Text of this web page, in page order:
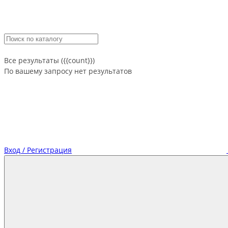
Все результаты ({{count}})
По вашему запросу нет результатов
Вход / Регистрация